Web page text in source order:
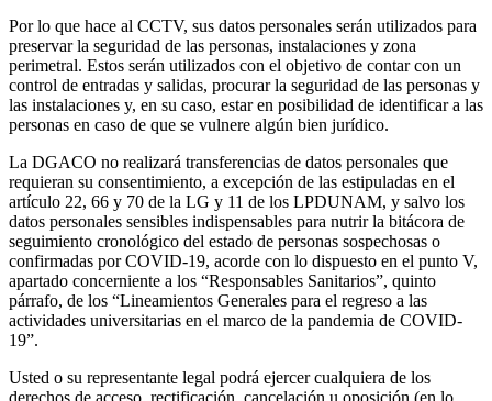
Por lo que hace al CCTV, sus datos personales serán utilizados para
preservar la seguridad de las personas, instalaciones y zona
perimetral. Estos serán utilizados con el objetivo de contar con un
control de entradas y salidas, procurar la seguridad de las personas y
las instalaciones y, en su caso, estar en posibilidad de identificar a las
personas en caso de que se vulnere algún bien jurídico.
La DGACO no realizará transferencias de datos personales que
requieran su consentimiento, a excepción de las estipuladas en el
artículo 22, 66 y 70 de la LG y 11 de los LPDUNAM, y salvo los
datos personales sensibles indispensables para nutrir la bitácora de
seguimiento cronológico del estado de personas sospechosas o
confirmadas por COVID-19, acorde con lo dispuesto en el punto V,
apartado concerniente a los “Responsables Sanitarios”, quinto
párrafo, de los “Lineamientos Generales para el regreso a las
actividades universitarias en el marco de la pandemia de COVID-
19”.
Usted o su representante legal podrá ejercer cualquiera de los